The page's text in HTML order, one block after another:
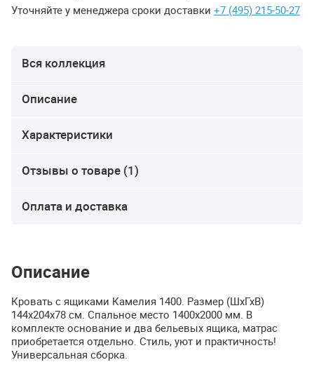
Уточняйте у менеджера сроки доставки +7 (495) 215-50-27
Вся коллекция
Описание
Характеристики
Отзывы о товаре (1)
Оплата и доставка
Описание
Кровать с ящиками Камелия 1400. Размер (ШхГхВ)
144х204х78 см. Спальное место 1400х2000 мм. В
комплекте основание и два бельевых ящика, матрас
приобретается отдельно. Стиль, уют и практичность!
Универсальная сборка.